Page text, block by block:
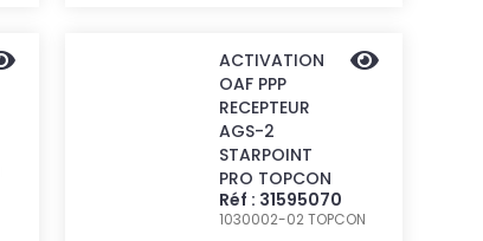
ACTIVATION
OAF PPP
RECEPTEUR
AGS-2
STARPOINT
PRO TOPCON
Réf : 31595070
1030002-02TOPCON